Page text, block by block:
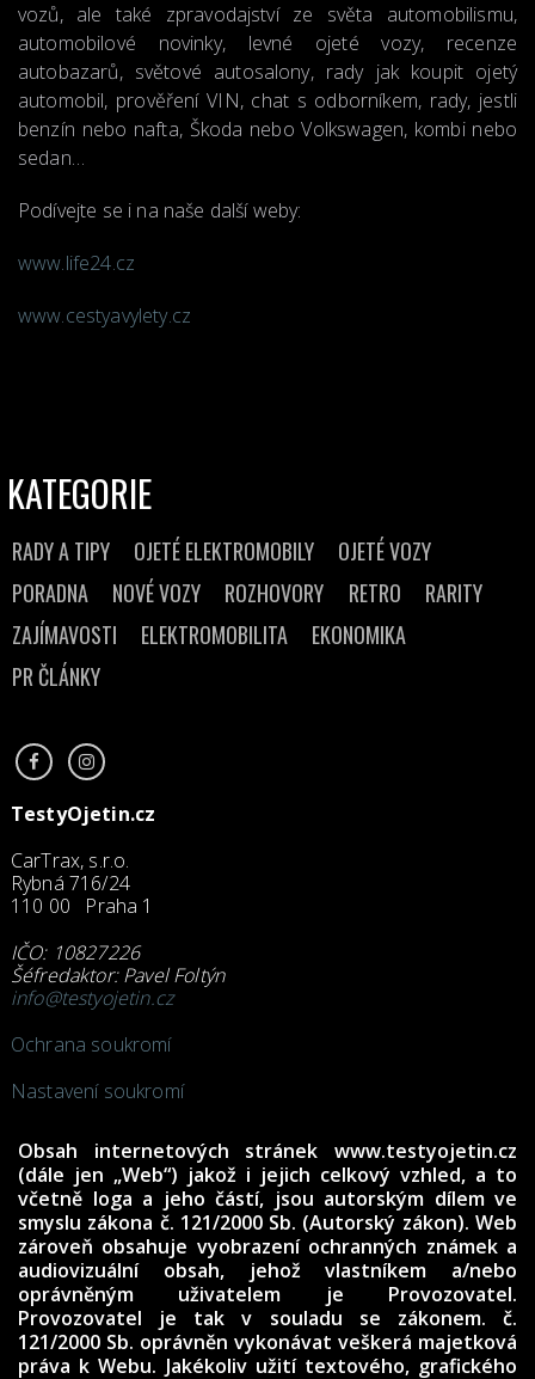
vozů, ale také zpravodajství ze světa automobilismu,
automobilové novinky, levné ojeté vozy, recenze
autobazarů, světové autosalony, rady jak koupit ojetý
automobil, prověření VIN, chat s odborníkem, rady, jestli
benzín nebo nafta, Škoda nebo Volkswagen, kombi nebo
sedan…
Podívejte se i na naše další weby:
www.life24.cz
www.cestyavylety.cz
KATEGORIE
RADY A TIPY OJETÉ ELEKTROMOBILY
OJETÉ VOZY
PORADNA
NOVÉ VOZY ROZHOVORY RETRO
RARITY
ZAJÍMAVOSTI
ELEKTROMOBILITA
EKONOMIKA
PR ČLÁNKY
TestyOjetin.cz
CarTrax, s.r.o.
Rybná 716/24
110 00 Praha 1
IČO: 10827226
Šéfredaktor: Pavel Foltýn
info@testyojetin.cz
Ochrana soukromí
Nastavení soukromí
Obsah internetových stránek www.testyojetin.cz
(dále jen „Web“) jakož i jejich celkový vzhled, a to
včetně loga a jeho částí, jsou autorským dílem ve
smyslu zákona č. 121/2000 Sb. (Autorský zákon). Web
zároveň obsahuje vyobrazení ochranných známek a
audiovizuální obsah, jehož vlastníkem a/nebo
oprávněným uživatelem je Provozovatel.
Provozovatel je tak v souladu se zákonem. č.
121/2000 Sb. oprávněn vykonávat veškerá majetková
práva k Webu. Jakékoliv užití textového, grafického